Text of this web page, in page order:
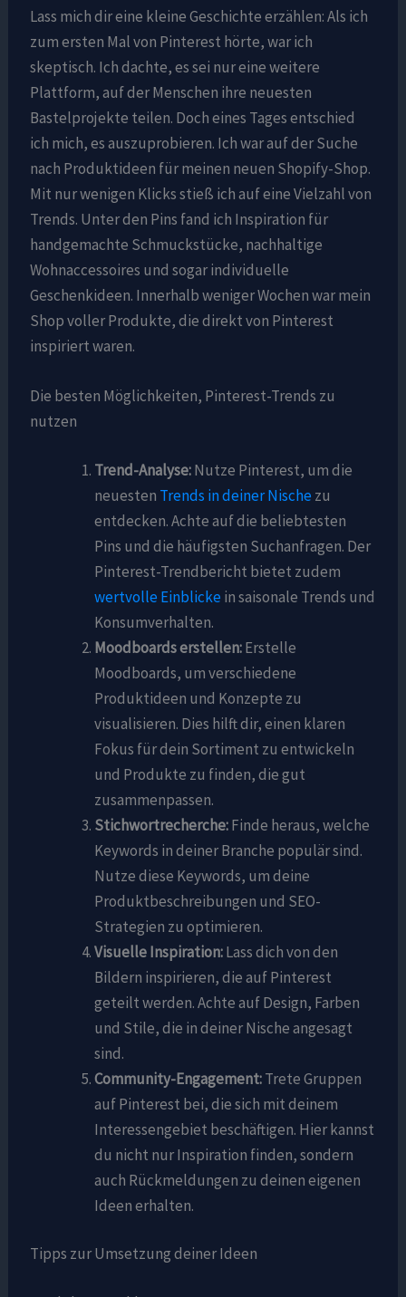
Lass mich dir eine kleine Geschichte erzählen: Als ich
zum ersten Mal von Pinterest hörte, war ich
skeptisch. Ich dachte, es sei nur eine weitere
Plattform, auf der Menschen ihre neuesten
Bastelprojekte teilen. Doch eines Tages entschied
ich mich, es auszuprobieren. Ich war auf der Suche
nach Produktideen für meinen neuen Shopify-Shop.
Mit nur wenigen Klicks stieß ich auf eine Vielzahl von
Trends. Unter den Pins fand ich Inspiration für
handgemachte Schmuckstücke, nachhaltige
Wohnaccessoires und sogar individuelle
Geschenkideen. Innerhalb weniger Wochen war mein
Shop voller Produkte, die direkt von Pinterest
inspiriert waren.
Die besten Möglichkeiten, Pinterest-Trends zu
nutzen
Trend-Analyse:Nutze Pinterest, um die
neuesten Trends in deiner Nischezu
entdecken. Achte auf die beliebtesten
Pins und die häufigsten Suchanfragen. Der
Pinterest-Trendbericht bietet zudem
wertvolle Einblickein saisonale Trends und
Konsumverhalten.
Moodboards erstellen:Erstelle
Moodboards, um verschiedene
Produktideen und Konzepte zu
visualisieren. Dies hilft dir, einen klaren
Fokus für dein Sortiment zu entwickeln
und Produkte zu finden, die gut
zusammenpassen.
Stichwortrecherche:Finde heraus, welche
Keywords in deiner Branche populär sind.
Nutze diese Keywords, um deine
Produktbeschreibungen und SEO-
Strategien zu optimieren.
Visuelle Inspiration:Lass dich von den
Bildern inspirieren, die auf Pinterest
geteilt werden. Achte auf Design, Farben
und Stile, die in deiner Nische angesagt
sind.
Community-Engagement:Trete Gruppen
auf Pinterest bei, die sich mit deinem
Interessengebiet beschäftigen. Hier kannst
du nicht nur Inspiration finden, sondern
auch Rückmeldungen zu deinen eigenen
Ideen erhalten.
Tipps zur Umsetzung deiner Ideen